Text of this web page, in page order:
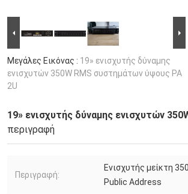
Μεγάλες Εικόνας : 19» ενισχυτής δύναμης
ενισχυτών 350W RMS συστημάτων ύψους PA
2U
19» ενισχυτής δύναμης ενισχυτών
περιγραφή
Περιγραφή:
Ενισχυτής μείκτη
Public Address